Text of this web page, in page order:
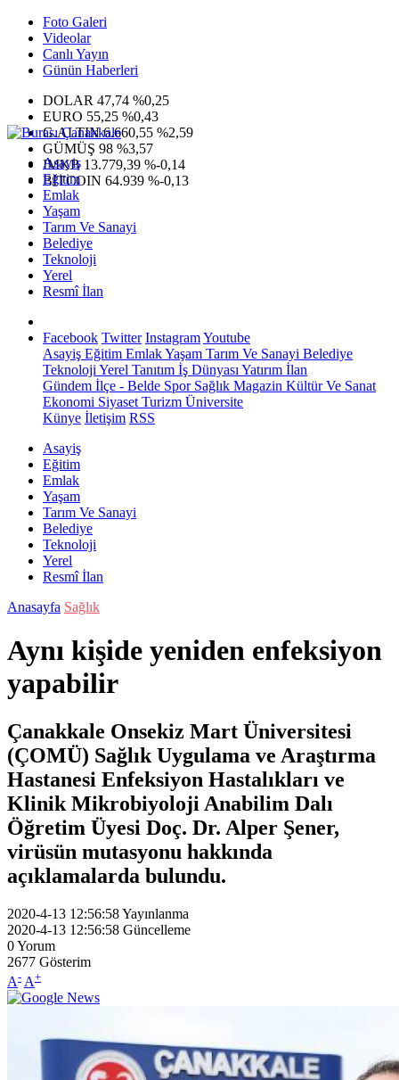
Foto Galeri
Videolar
Canlı Yayın
Günün Haberleri
DOLAR 47,74 %0,25
EURO 55,25 %0,43
G.ALTIN6.660,55 %2,59
GÜMÜŞ 98 %3,57
IMKB 13.779,39 %-0,14
BITCOIN 64.939 %-0,13
Asayiş
Eğitim
Emlak
Yaşam
Tarım Ve Sanayi
Belediye
Teknoloji
Yerel
Resmî İlan
Facebook Twitter InstagramYoutube
Asayiş Eğitim EmlakYaşam Tarım Ve Sanayi Belediye
Teknoloji Yerel Tanıtım İş Dünyası Yatırım İlan
Gündem İlçe - Belde SporSağlık Magazin Kültür Ve Sanat
Ekonomi Siyaset Turizm Üniversite
Künye İletişim RSS
Asayiş
Eğitim
Emlak
Yaşam
Tarım Ve Sanayi
Belediye
Teknoloji
Yerel
Resmî İlan
Anasayfa Sağlık
Aynı kişide yeniden enfeksiyon
yapabilir
Çanakkale Onsekiz Mart Üniversitesi
(ÇOMÜ) Sağlık Uygulama ve Araştırma
Hastanesi Enfeksiyon Hastalıkları ve
Klinik Mikrobiyoloji Anabilim Dalı
Öğretim Üyesi Doç. Dr. Alper Şener,
virüsün mutasyonu hakkında
açıklamalarda bulundu.
2020-4-13 12:56:58Yayınlanma
2020-4-13 12:56:58 Güncelleme
0Yorum
2677 Gösterim
A- A+